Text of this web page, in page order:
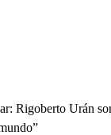
Rigoberto Urán